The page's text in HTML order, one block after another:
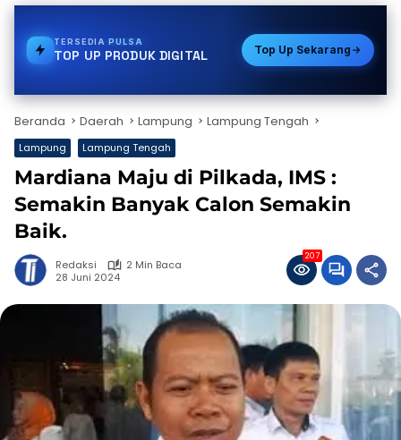
TERSEDIABPJS
TOP UP PRODUK DIGITAL Top Up Sekarang
Beranda Daerah Lampung Lampung Tengah
Lampung Lampung Tengah
Mardiana Maju di Pilkada, IMS :
Semakin Banyak Calon Semakin
Baik.
Redaksi
2 Min Baca
28 Juni 2024
207